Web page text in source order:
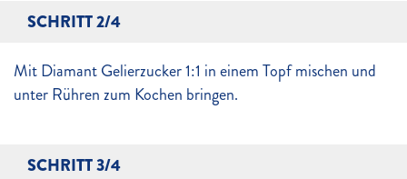
SCHRITT 2/4
Mit Diamant Gelierzucker 1:1 in einem Topf mischen und
unter Rühren zum Kochen bringen.
SCHRITT 3/4